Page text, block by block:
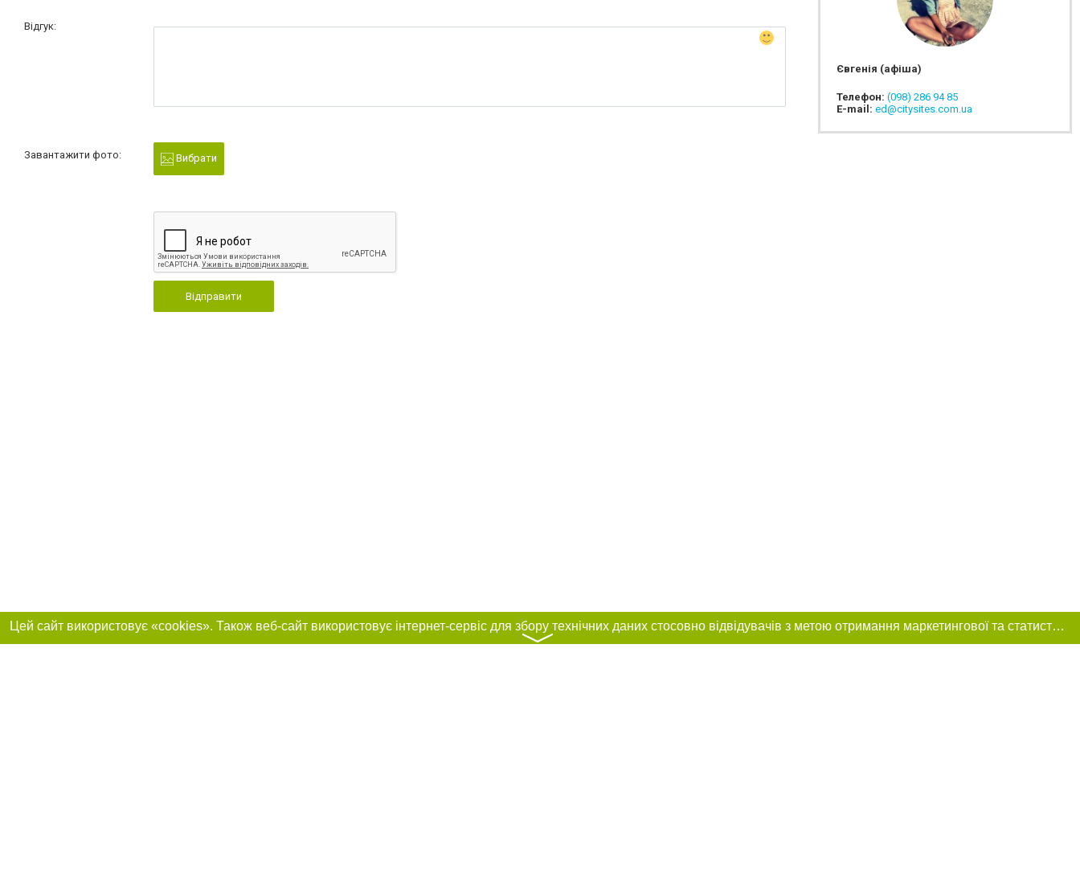
Відгук:
Завантажити фото: Вибрати
Відправити
Євгенія (афіша)
Телефон: (098) 286 94 85
E-mail: ed@citysites.com.ua
Цей сайт використовує «cookies». Також веб-сайт використовує інтернет-сервіс для збору технічних даних стосовно відвідувачів з метою отримання маркетингової та статистичної інформації. Умови обробки даних відвідувачів сайту див.
〉